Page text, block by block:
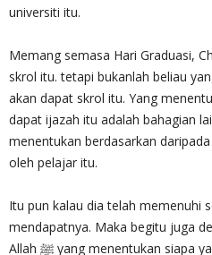
universiti itu.
Memang semasa Hari Graduasi,
skrol itu. tetapi bukanlah beliau
akan dapat skrol itu. Yang
dapat ijazah itu adalah bahagian
menentukan berdasarkan
oleh pelajar itu.
Itu pun kalau dia telah memenuhi
mendapatnya. Maka begitu juga
Allah ﷺ yang menentukan siapa yang akan dapat syafaat.